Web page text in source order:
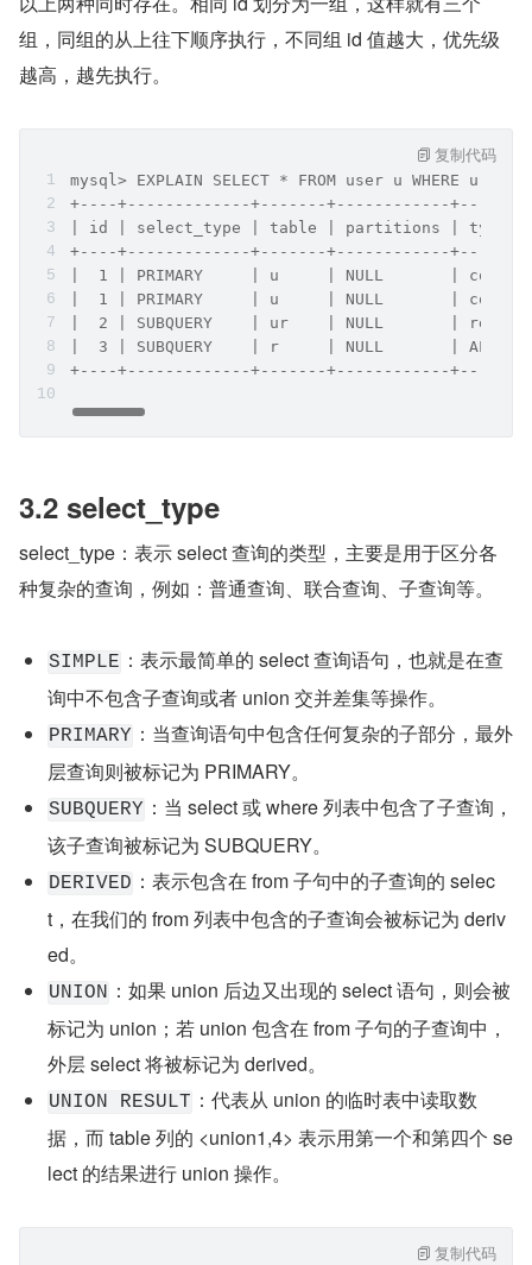
组，同组的从上往下顺序执行，不同组 id 值越大，优先级
越高，越先执行。
mysql> EXPLAIN SELECT * FROM user u WHERE
+----+-------------+-------+------------
| id | select_type | table | partitions |
+----+-------------+-------+------------
|  1 | PRIMARY     | u     | NULL       |
|  1 | PRIMARY     | u     | NULL       |
|  2 | SUBQUERY    | ur    | NULL       | ref
|  3 | SUBQUERY    | r     | NULL       | ALL
+----+-------------+-------+------------
复制代码
3.2 select_type
select_type：表示 select 查询的类型，主要是用于区分各
种复杂的查询，例如：普通查询、联合查询、子查询等。
SIMPLE ：表示最简单的 select 查询语句，也就是在查
询中不包含子查询或者 union 交并差集等操作。
PRIMARY ：当查询语句中包含任何复杂的子部分，最外
层查询则被标记为 PRIMARY。
SUBQUERY ：当 select 或 where 列表中包含了子查询，
该子查询被标记为 SUBQUERY。
DERIVED ：表示包含在 from 子句中的子查询的 selec
t，在我们的 from 列表中包含的子查询会被标记为 deriv
ed。
UNION ：如果 union 后边又出现的 select 语句，则会被
标记为 union；若 union 包含在 from 子句的子查询中，
外层 select 将被标记为 derived。
UNION RESULT ：代表从 union 的临时表中读取数
据，而 table 列的 <union1,4> 表示用第一个和第四个 se
lect 的结果进行 union 操作。
复制代码